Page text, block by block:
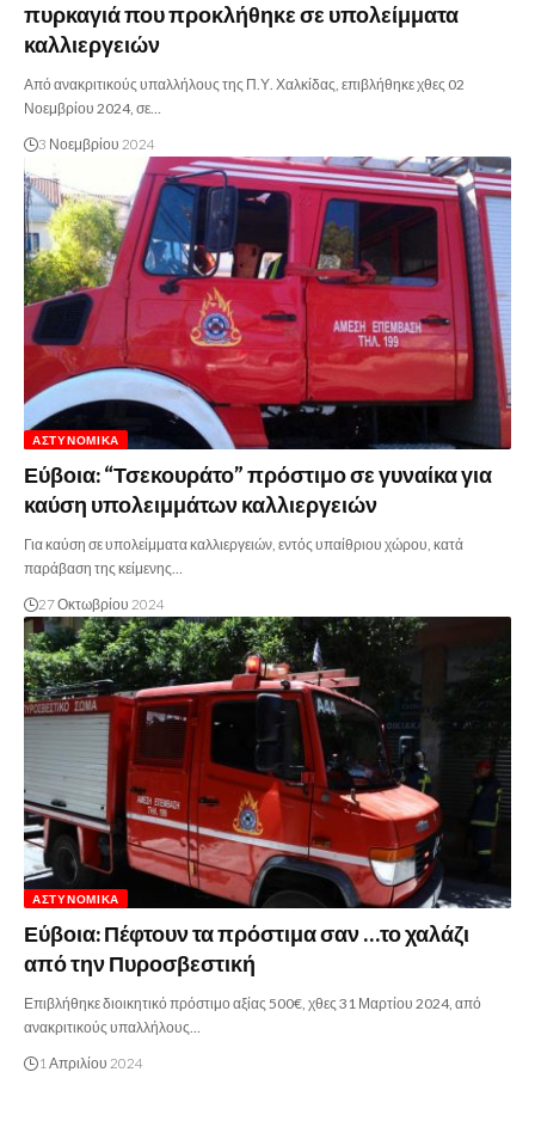
πυρκαγιά που προκλήθηκε σε υπολείμματα
καλλιεργειών
Από ανακριτικούς υπαλλήλους της Π.Υ. Χαλκίδας, επιβλήθηκε χθες 02
Νοεμβρίου 2024, σε…
3 Νοεμβρίου 2024
ΑΣΤΥΝΟΜΙΚΆ
Εύβοια: “Τσεκουράτο” πρόστιμο σε γυναίκα για
καύση υπολειμμάτων καλλιεργειών
Για καύση σε υπολείμματα καλλιεργειών, εντός υπαίθριου χώρου, κατά
παράβαση της κείμενης…
27 Οκτωβρίου 2024
ΑΣΤΥΝΟΜΙΚΆ
Εύβοια: Πέφτουν τα πρόστιμα σαν …το χαλάζι
από την Πυροσβεστική
Επιβλήθηκε διοικητικό πρόστιμο αξίας 500€, χθες 31 Μαρτίου 2024, από
ανακριτικούς υπαλλήλους…
1 Απριλίου 2024